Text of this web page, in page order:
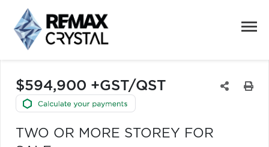
$594,900 +GST/QST
TWO OR MORE STOREY FOR